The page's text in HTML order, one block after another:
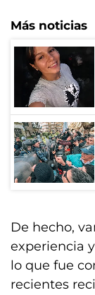
Más noticias
De hecho,
experiencia
lo que fue
recientes